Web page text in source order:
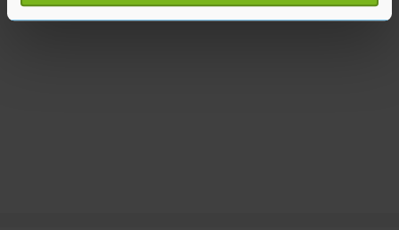
U kunt uw toestemming op elk moment wijzigen of